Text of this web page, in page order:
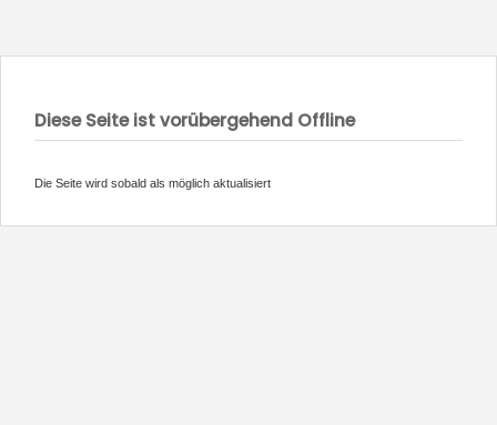
Diese Seite ist vorübergehend Offline
Die Seite wird sobald als möglich aktualisiert